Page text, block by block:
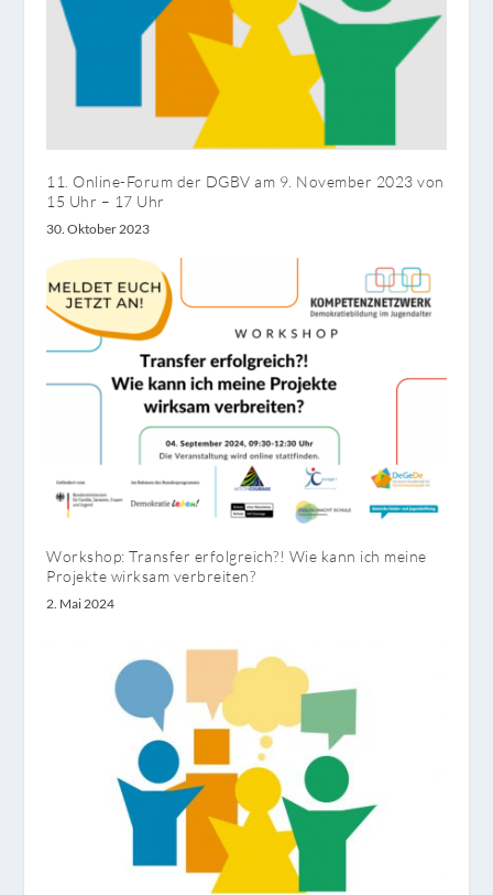
11. Online-Forum der DGBV am 9. November 2023 von
15 Uhr – 17 Uhr
30. Oktober 2023
Workshop: Transfer erfolgreich?! Wie kann ich meine
Projekte wirksam verbreiten?
2. Mai 2024